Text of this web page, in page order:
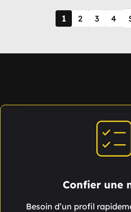
1 2 3 4
Confier une
Besoin d’un profil